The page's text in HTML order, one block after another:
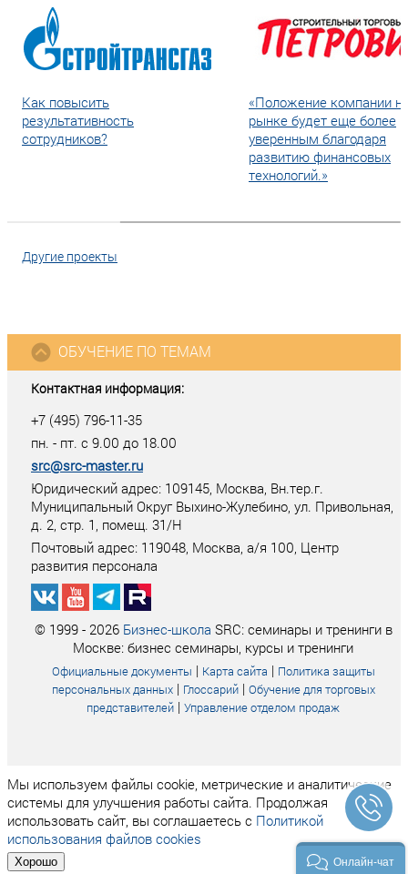
Как повысить
результативность
сотрудников?
«Положение компании
рынке будет еще более
уверенным благодаря
развитию финансовых
технологий.»
Другие проекты
Контактная информация:
+7 (495) 796-11-35
пн. - пт. с 9.00 до 18.00
src@src-master.ru
Юридический адрес: 109145, Москва, Вн.тер.г.
Муниципальный Округ Выхино-Жулебино, ул. Привольная,
д. 2, стр. 1, помещ. 31/Н
Почтовый адрес: 119048, Москва, а/я 100, Центр
развития персонала
ОБУЧЕНИЕ ПО ТЕМАМ
© 1999 - 2026 Бизнес-школа SRC: семинары и тренинги в
Москве: бизнес семинары, курсы и тренинги
Официальные документы | Карта сайта | Политика защиты
персональных данных| Глоссарий| Обучение для торговых
представителей | Управление отделом продаж
Мы используем файлы cookie, метрические и аналитические
системы для улучшения работы сайта. Продолжая
использовать сайт, вы соглашаетесь с Политикой
использования файлов cookies
Хорошо Онлайн-чат